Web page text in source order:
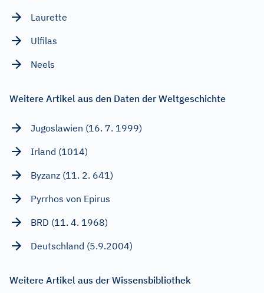
Laurette
Ulfilas
Neels
Weitere Artikel aus den Daten der Weltgeschichte
Jugoslawien (16. 7. 1999)
Irland (1014)
Byzanz (11. 2. 641)
Pyrrhos von Epirus
BRD (11. 4. 1968)
Deutschland (5.9.2004)
Weitere Artikel aus der Wissensbibliothek